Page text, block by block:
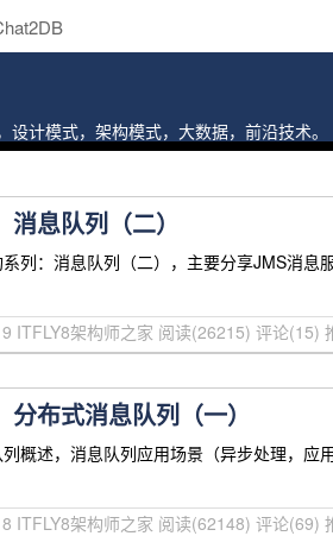
计模式，架构模式，大数据，前沿技术。
息队列（二）
列：消息队列（二），主要分享JMS消
ITFLY8架构师之家 阅读(26215) 评论(15)
布式消息队列（一）
概述，消息队列应用场景（异步处理，
ITFLY8架构师之家 阅读(62148) 评论(69)